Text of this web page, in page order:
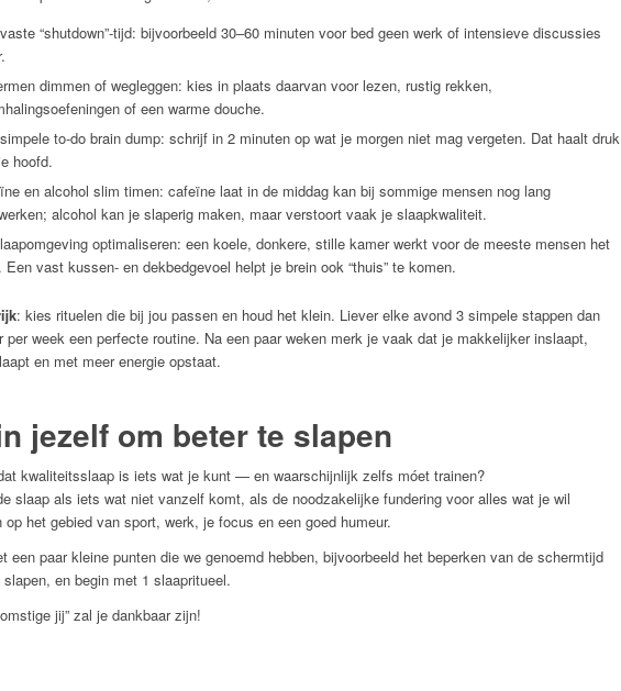
“shutdown”-tijd: bijvoorbeeld 30–60 minuten voor bed geen werk of intensieve discussies
dimmen of wegleggen: kies in plaats daarvan voor lezen, rustig rekken,
of een warme douche.
to-do brain dump: schrijf in 2 minuten op wat je morgen niet mag vergeten. Dat haalt druk
hoofd.
en alcohol slim timen: cafeïne laat in de middag kan bij sommige mensen nog lang
alcohol kan je slaperig maken, maar verstoort vaak je slaapkwaliteit.
optimaliseren: een koele, donkere, stille kamer werkt voor de meeste mensen het
Een vast kussen- en dekbedgevoel helpt je brein ook “thuis” te komen.
: kies rituelen die bij jou passen en houd het klein. Liever elke avond 3 simpele stappen dan
per week een perfecte routine. Na een paar weken merk je vaak dat je makkelijker inslaapt,
en met meer energie opstaat.
jezelf om beter te slapen
kwaliteitsslaap is iets wat je kunt — en waarschijnlijk zelfs móet trainen?
slaap als iets wat niet vanzelf komt, als de noodzakelijke fundering voor alles wat je wil
op het gebied van sport, werk, je focus en een goed humeur.
een paar kleine punten die we genoemd hebben, bijvoorbeeld het beperken van de schermtijd
en begin met 1 slaapritueel.
jij” zal je dankbaar zijn!